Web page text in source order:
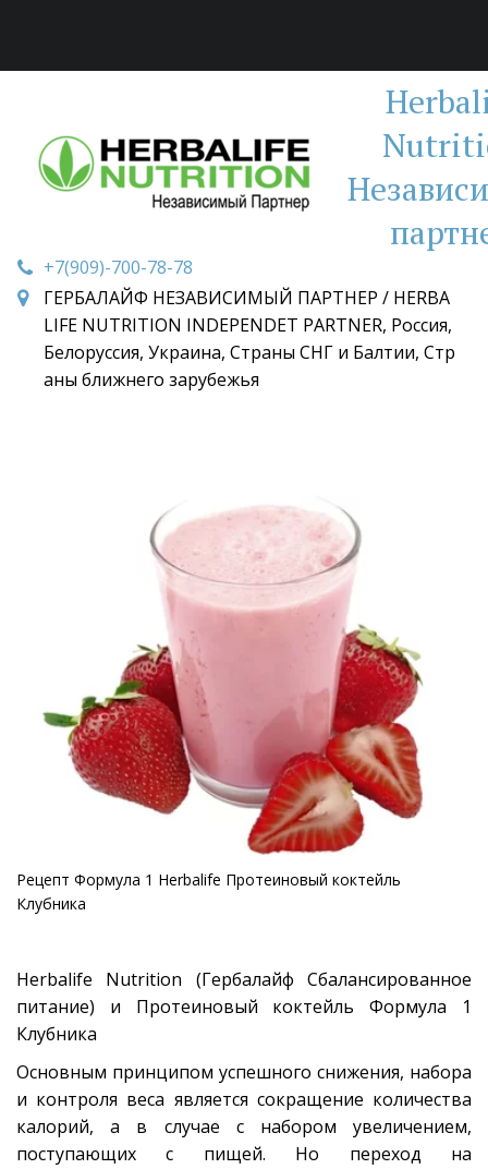
+7(909)-700-78-78
ГЕРБАЛАЙФ НЕЗАВИСИМЫЙ ПАРТНЕР / HERBA
LIFE NUTRITION INDEPENDET PARTNER, Россия,
Белоруссия, Украина, Страны СНГ и Балтии, Стр
аны ближнего зарубежья
Рецепт Формула 1 Herbalife Протеиновый коктейль
Клубника­
Herbalife Nutrition (Гербалайф Сбалансированное
питание) и Протеиновый коктейль Формула 1
Клубника
О­­­сновным принципом успешного снижения, набора
и контроля веса является сокращение количества
калорий, а в случае с набором увеличением,
поступающих с пищей. Но переход на